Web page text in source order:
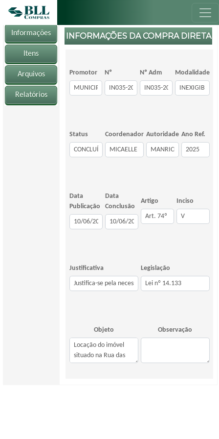
Informações
Itens
Arquivos
Relatórios
INFORMAÇÕES DA COMPRA DIRETA
Promotor Nº Nº Adm Modalidade
Status Coordenador Autoridade Ano Ref.
Data
Publicação
Data
Conclusão
Artigo Inciso
Justificativa Legislação
Objeto Observação